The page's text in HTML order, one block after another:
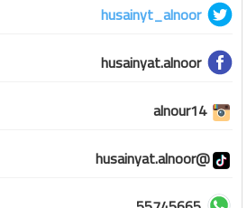
husainyt_alnoor
husainyat.alnoor
alnour14
@husainyat.alnoor